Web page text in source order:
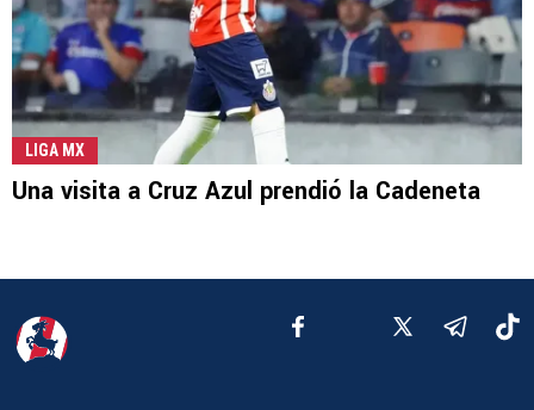
LIGA MX
Una visita a Cruz Azul prendió la Cadeneta